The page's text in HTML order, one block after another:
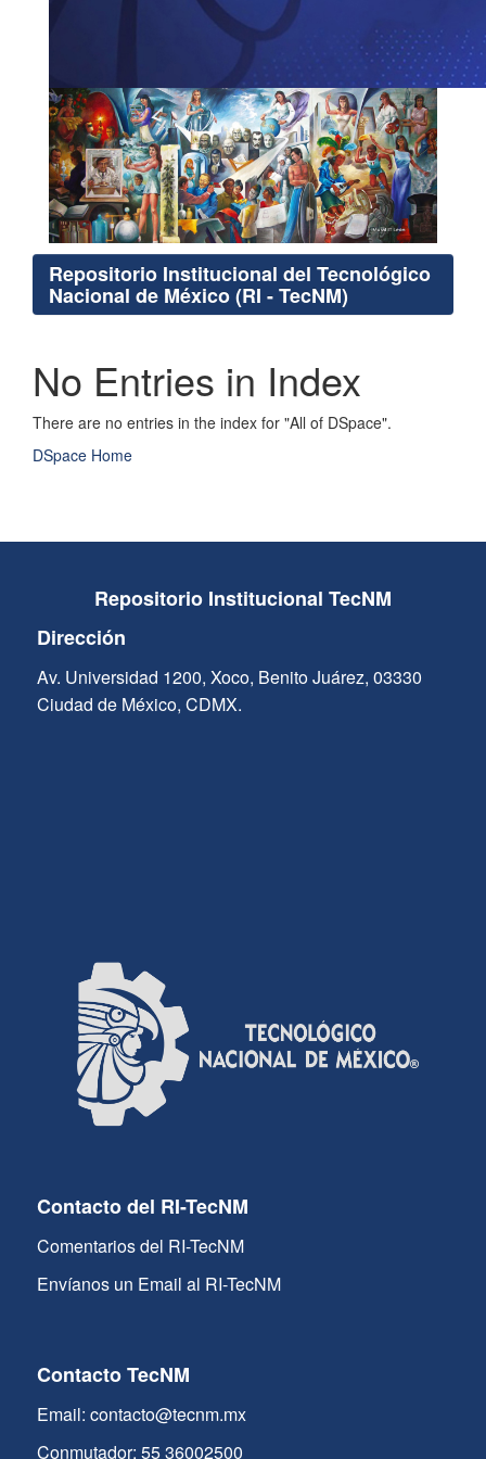
Repositorio Institucional del Tecnológico
Nacional de México (RI - TecNM)
No Entries in Index
There are no entries in the index for "All of DSpace".
DSpace Home
Repositorio Institucional TecNM
Dirección
Av. Universidad 1200, Xoco, Benito Juárez, 03330
Ciudad de México, CDMX.
Contacto del RI-TecNM
Comentarios del RI-TecNM
Envíanos un Email al RI-TecNM
Contacto TecNM
Email: contacto@tecnm.mx
Conmutador: 55 36002500